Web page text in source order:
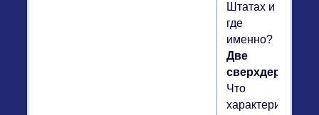
Штатах и
где
именно?
Две
сверхдержавы.
Что
характеризует